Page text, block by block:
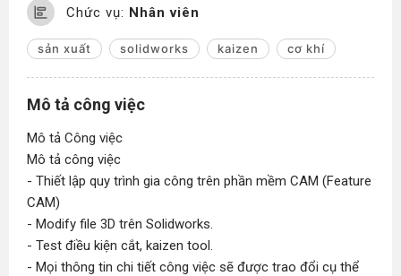
Chức vụ: Nhân viên
sản xuất solidworks kaizen cơ khí
Mô tả công việc
Mô tả Công việc
Mô tả công việc
- Thiết lập quy trình gia công trên phần mềm CAM (Feature
CAM)
- Modify file 3D trên Solidworks.
- Test điều kiện cắt, kaizen tool.
- Mọi thông tin chi tiết công việc sẽ được trao đổi cụ thể